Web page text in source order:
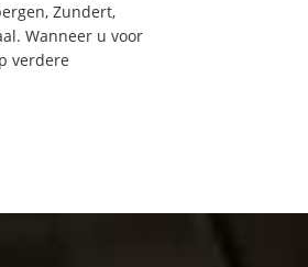
Zundert,
Wanneer u voor
verdere